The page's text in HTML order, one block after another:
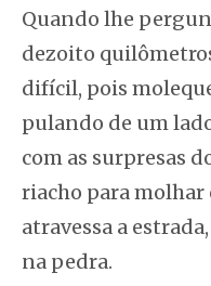
Quando lhe
dezoito
difícil, pois
pulando de um
com as surpresas
riacho para molhar
atravessa a
na pedra.